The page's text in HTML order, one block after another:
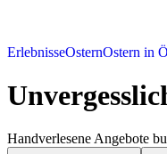
ErlebnisseOsternOstern in
Handverlesene Angebote